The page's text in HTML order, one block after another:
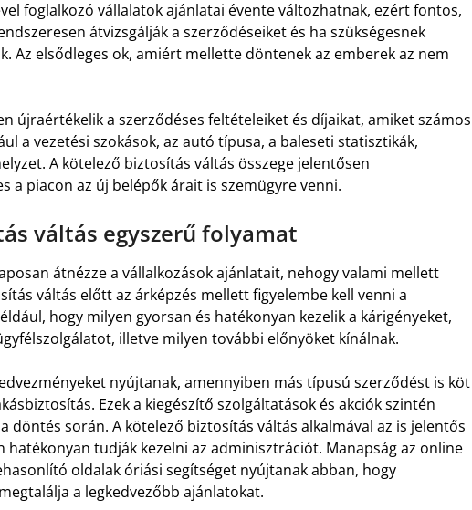
foglalkozó vállalatok ajánlatai évente változhatnak, ezért fontos,
átvizsgálják a szerződéseiket és ha szükségesnek
Az elsődleges ok, amiért mellette döntenek az emberek az nem
újraértékelik a szerződéses feltételeiket és díjaikat, amiket számos
a vezetési szokások, az autó típusa, a baleseti statisztikák,
A kötelező biztosítás váltás összege jelentősen
a piacon az új belépők árait is szemügyre venni.
váltás egyszerű folyamat
átnézze a vállalkozások ajánlatait, nehogy valami mellett
váltás előtt az árképzés mellett figyelembe kell venni a
hogy milyen gyorsan és hatékonyan kezelik a kárigényeket,
illetve milyen további előnyöket kínálnak.
nyújtanak, amennyiben más típusú szerződést is köt
Ezek a kiegészítő szolgáltatások és akciók szintén
döntés során. A kötelező biztosítás váltás alkalmával az is jelentős
hatékonyan tudják kezelni az adminisztrációt. Manapság az online
oldalak óriási segítséget nyújtanak abban, hogy
a legkedvezőbb ajánlatokat.